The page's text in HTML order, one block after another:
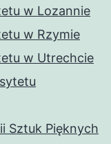
w Lozannie
w Rzymie
w Utrechcie
Sztuk Pięknych